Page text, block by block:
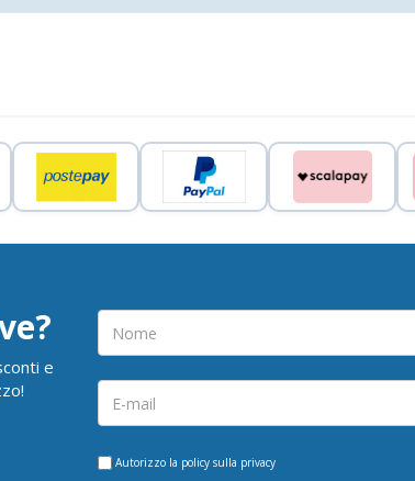
e
Autorizzo la policy sulla privacy